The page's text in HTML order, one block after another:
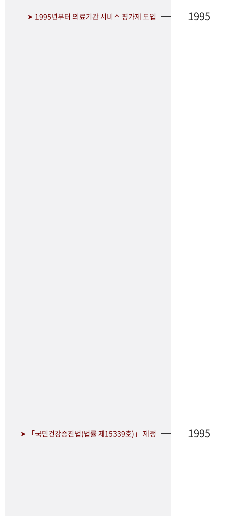
➤ 1995년부터 의료기관 서비스 평가제 도입 1995
➤ 「국민건강증진법(법률 제15339호)」 제정 1995